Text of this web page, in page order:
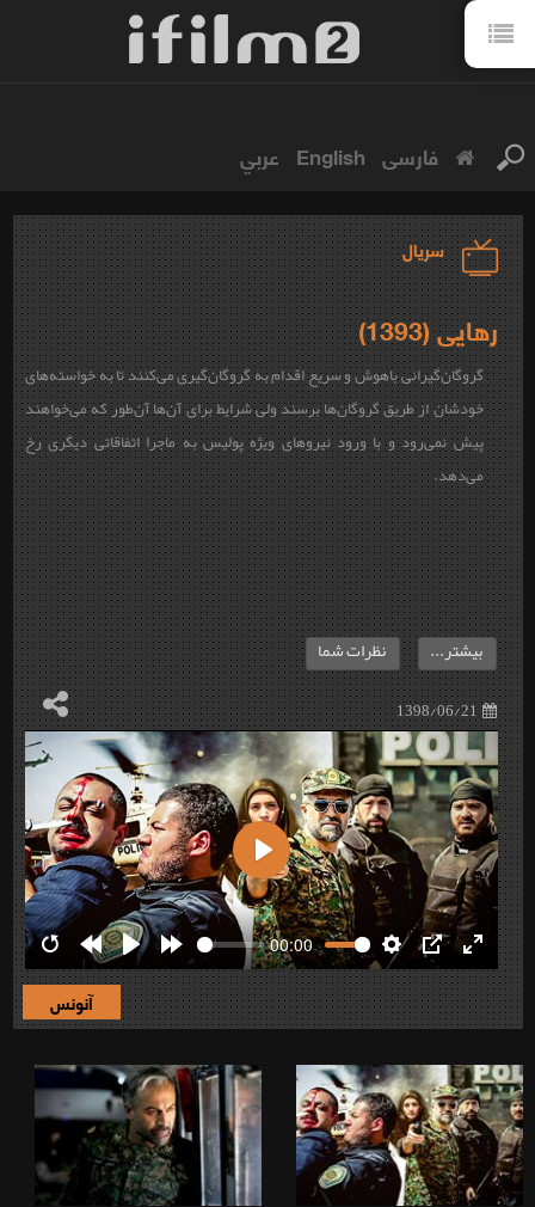
فارسی English عربي
سریال
رهایی (1393)
گروگان‌گیرانی باهوش و سریع اقدام به گروگان‌گیری می‌کنند تا به خواسته‌های
خودشان از طریق گروگان‌ها برسند ولی شرایط برای آن‌ها آن‌طور که می‌خواهند
پیش نمی‌رود و با ورود نیروهای ویژه پولیس به ماجرا اتفاقاتی دیگری رخ
می‌دهد.
1398/06/21
بیشتر... نظرات شما
RestartRewind
10s
Play Forward
10s
00:00
Settings
PIP Enter
Play
آنونس